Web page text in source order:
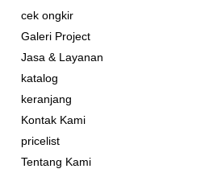
cek ongkir
Galeri Project
Jasa & Layanan
katalog
keranjang
Kontak Kami
pricelist
Tentang Kami